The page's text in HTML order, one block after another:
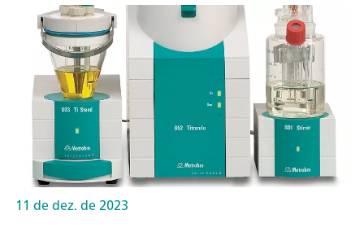
11 de dez. de 2023